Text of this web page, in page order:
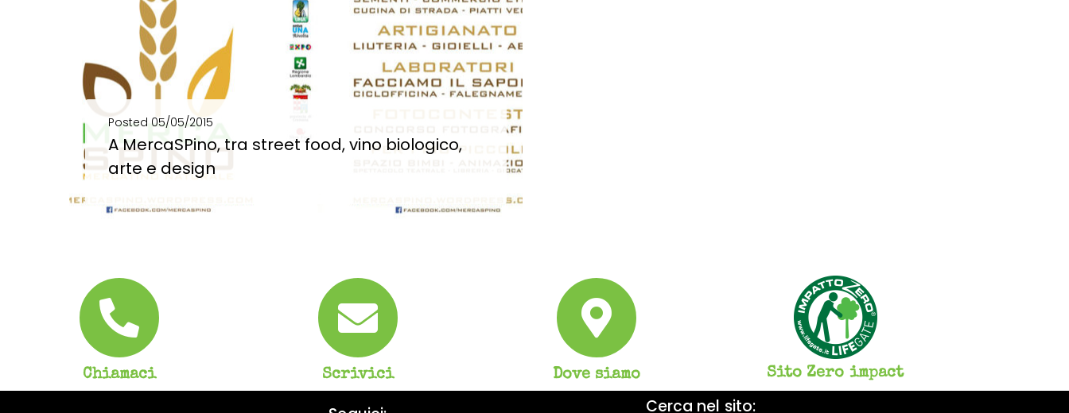
Posted 05/05/2015
A MercaSPino, tra street food, vino biologico,
arte e design
Chiamaci Scrivici Dove siamo Sito Zero impact
Cerca nel sito: